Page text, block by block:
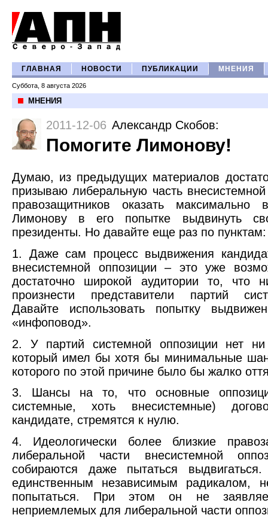
ГЛАВНАЯ НОВОСТИ ПУБЛИКАЦИИ МНЕНИЯ
Суббота, 8 августа 2026
МНЕНИЯ
2011-12-06 Александр Скобов:
Помогите Лимонову!
Думаю, из предыдущих материалов
призываю либеральную часть
правозащитников оказать максимально
Лимонову в его попытке выдвинуть
президенты. Но давайте еще раз по пунктам:
1. Даже сам процесс выдвижения
внесистемной оппозиции – это уже
достаточно широкой аудитории то, что
произнести представители партий
Давайте использовать попытку
«инфоповод».
2. У партий системной оппозиции нет ни
который имел бы хотя бы минимальные
которого по этой причине было бы жалко
3. Шансы на то, что основные
системные, хоть внесистемные)
кандидате, стремятся к нулю.
4. Идеологически более близкие
либеральной части внесистемной
собираются даже пытаться
единственным независимым радикалом,
попытаться. При этом он не
неприемлемых для либеральной части